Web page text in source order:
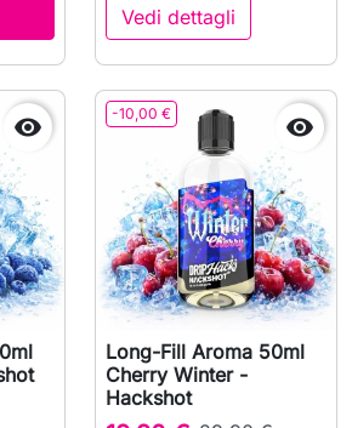
al carrelloVedi dettagli
 -10,00 € 
Long-Fill Aroma 50ml
Cherry Winter -
Hackshot